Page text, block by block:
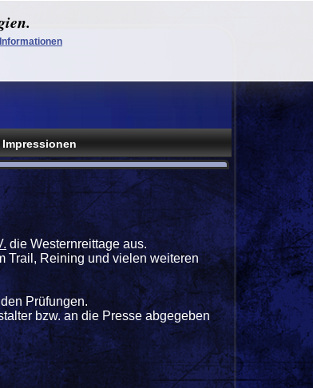
Impressionen
die Westernreittage aus.
Trail, Reining und vielen weiteren
Prüfungen.
bzw. an die Presse abgegeben